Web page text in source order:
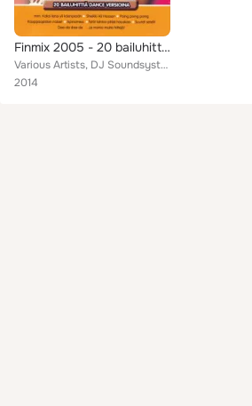
Finmix 2005 - 20 bailuhittiä Dance versioina
Various Artists, DJ Soundsystem, Dijitalis, Zac, Digital Bros., Doughy, Nora, Findica, Chorale, Toce Popp ja Hans Popp, Maybe 69...
2014